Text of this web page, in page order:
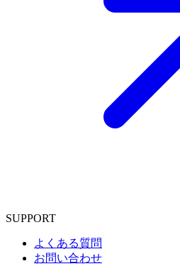
SUPPORT
よくある質問
お問い合わせ